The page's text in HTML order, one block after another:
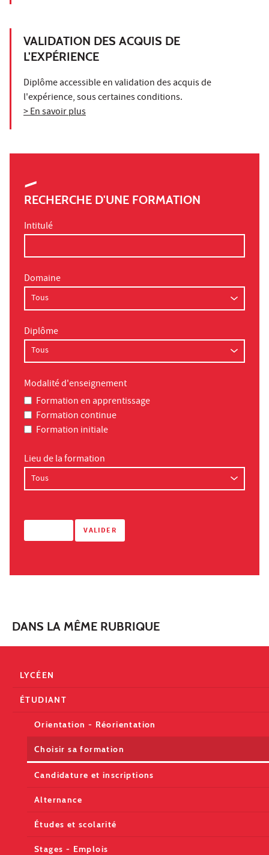
VALIDATION DES ACQUIS DE
L'EXPÉRIENCE
Diplôme accessible en validation des acquis de
l'expérience, sous certaines conditions.
> En savoir plus
RECHERCHE D'UNE FORMATION
Intitulé
Domaine
Diplôme
Modalité d'enseignement
Formation en apprentissage
Formation continue
Formation initiale
Lieu de la formation
DANS LA MÊME RUBRIQUE
LYCÉEN
ÉTUDIANT
Orientation - Réorientation
Choisir sa formation
Candidature et inscriptions
Alternance
Études et scolarité
Stages - Emplois